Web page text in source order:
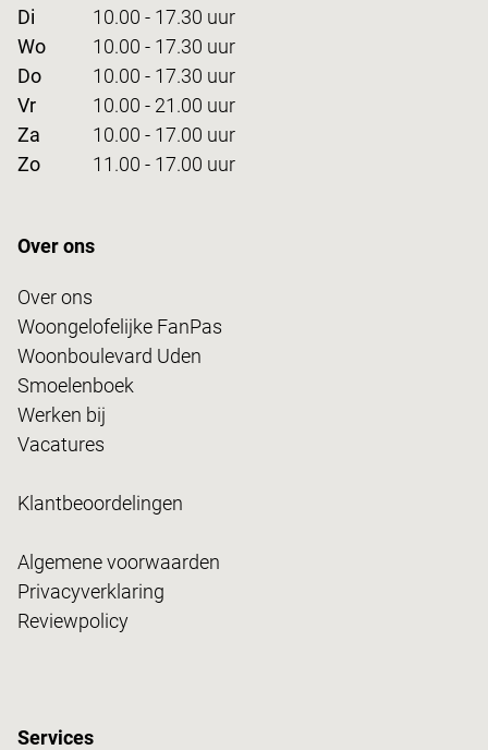
Di
10.00 - 17.30 uur
Wo
10.00 - 17.30 uur
Do
10.00 - 17.30 uur
Vr
10.00 - 21.00 uur
Za
10.00 - 17.00 uur
Zo
11.00 - 17.00 uur
Over ons
Over ons
Woongelofelijke FanPas
Woonboulevard Uden
Smoelenboek
Werken bij
Vacatures
Klantbeoordelingen
Algemene voorwaarden
Privacyverklaring
Reviewpolicy
Services